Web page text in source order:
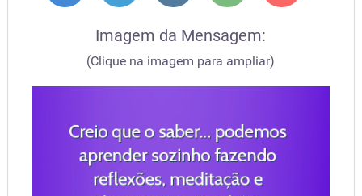
Imagem da Mensagem:
(Clique na imagem para ampliar)